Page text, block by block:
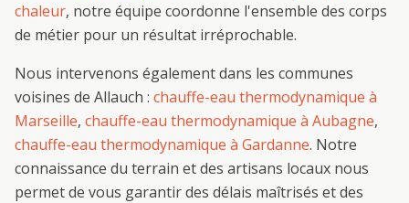
chaleur, notre équipe coordonne l'ensemble des corps
de métier pour un résultat irréprochable.
Nous intervenons également dans les communes
voisines de Allauch : chauffe-eau thermodynamique à
Marseille, chauffe-eau thermodynamique à Aubagne,
chauffe-eau thermodynamique à Gardanne. Notre
connaissance du terrain et des artisans locaux nous
permet de vous garantir des délais maîtrisés et des